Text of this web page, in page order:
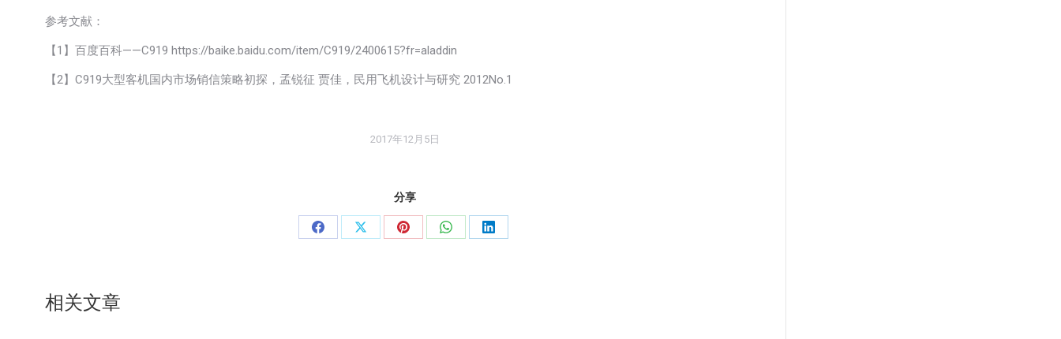
参考文献：
【1】百度百科——C919 https://baike.baidu.com/item/C919/2400615?fr=aladdin
【2】C919大型客机国内市场销信策略初探，孟锐征 贾佳，民用飞机设计与研究 2012No.1
2017年12月5日
分享
分
分
分
分
分
相关文章